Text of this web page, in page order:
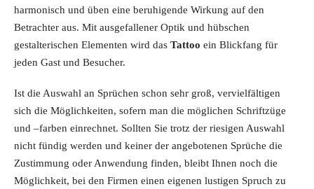
harmonisch und üben eine beruhigende Wirkung auf den
Betrachter aus. Mit ausgefallener Optik und hübschen
gestalterischen Elementen wird das Tattoo ein Blickfang für
jeden Gast und Besucher.
Ist die Auswahl an Sprüchen schon sehr groß, vervielfältigen
sich die Möglichkeiten, sofern man die möglichen Schriftzüge
und –farben einrechnet. Sollten Sie trotz der riesigen Auswahl
nicht fündig werden und keiner der angebotenen Sprüche die
Zustimmung oder Anwendung finden, bleibt Ihnen noch die
Möglichkeit, bei den Firmen einen eigenen lustigen Spruch zu